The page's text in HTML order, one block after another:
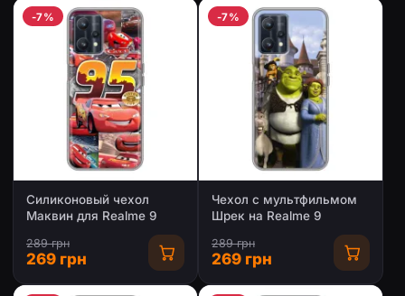
-7%
Силиконовый чехол
Маквин для Realme 9
289 грн
269 грн
-7%
Чехол с мультфильмом
Шрек на Realme 9
289 грн
269 грн